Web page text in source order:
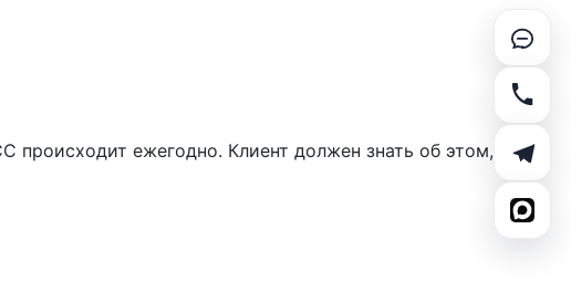
происходит ежегодно. Клиент должен знать об этом,